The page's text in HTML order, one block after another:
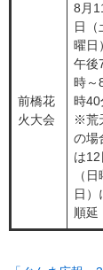
前橋花
火大会
8月
日（
曜日）
午後
時～
時40
※荒
の場
は12
（日
日）
順延